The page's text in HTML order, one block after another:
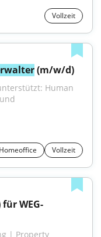
Vollzeit
(m/w/d)
Human
und
Homeoffice Vollzeit
WEG-
| Property